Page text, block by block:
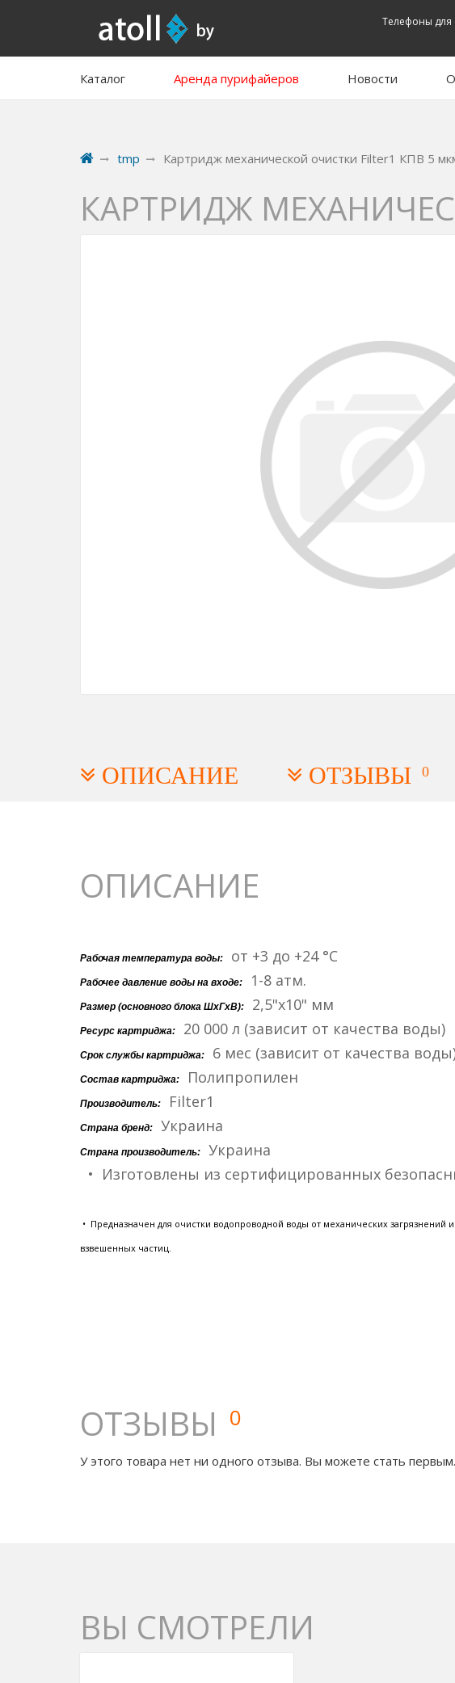
Телефоны для
Каталог Аренда пурифайеров Новости
tmp Картридж механической очистки Filter1 КПВ 5
КАРТРИДЖ
ОПИСАНИЕ ОТЗЫВЫ 0
ОПИСАНИЕ
Рабочая температура воды: от +3 до +24 °C
Рабочее давление воды на входе: 1-8 атм.
Размер (основного блока ШxГxВ): 2,5"x10" мм
Ресурс картриджа: 20 000 л (зависит от качества воды)
Срок службы картриджа: 6 мес (зависит от качества
Состав картриджа: Полипропилен
Производитель: Filter1
Страна бренд: Украина
Страна производитель:
Украина
• Изготовлены из сертифицированных
• Предназначен для очистки водопроводной воды от механических
взвешенных частиц.
ОТЗЫВЫ 0
У этого товара нет ни одного отзыва. Вы можете стать первым.
ВЫ СМОТРЕЛИ